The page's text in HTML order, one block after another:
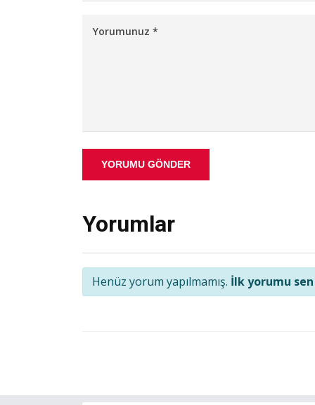
YORUMU GÖNDER
Yorumlar
Henüz yorum yapılmamış. İlk yorumu